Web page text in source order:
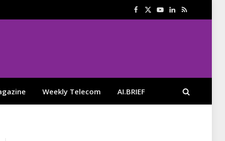
Facebook
X
YouTube
LinkedIn
RSS
Weekly Telecom AI.BRIEF